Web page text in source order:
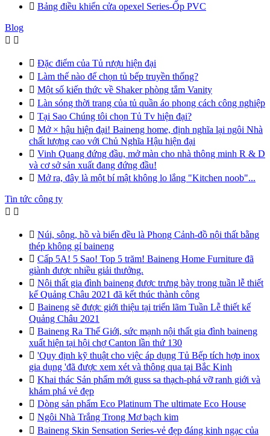
 Bảng điều khiển cửa opexel Series-Ốp PVC
Blog
 
 Đặc điểm của Tủ rượu hiện đại
 Làm thế nào để chọn tủ bếp truyền thống?
 Một số kiến thức về Shaker phòng tắm Vanity
 Làn sóng thời trang của tủ quần áo phong cách công nghiệp
 Tại Sao Chúng tôi chọn Tủ Tv hiện đại?
 Mở × hậu hiện đại! Baineng home, định nghĩa lại ngôi Nhà
chất lượng cao với Chủ Nghĩa Hậu hiện đại
 Vinh Quang đứng đầu, mở màn cho nhà thông minh R & D
và cơ sở sản xuất đang đứng đầu!
 Mở ra, đây là một bí mật không lo lắng "Kitchen noob"...
Tin tức công ty
 
 Núi, sông, hồ và biển đều là Phong Cảnh-đồ nội thất bằng
thép không gỉ baineng
 Cấp 5A! 5 Sao! Top 5 trăm! Baineng Home Furniture đã
giành được nhiều giải thưởng.
 Nội thất gia đình baineng được trưng bày trong tuần lễ thiết
kế Quảng Châu 2021 đã kết thúc thành công
 Baineng sẽ được giới thiệu tại triển lãm Tuần Lễ thiết kế
Quảng Châu 2021
 Baineng Ra Thế Giới, sức mạnh nội thất gia đình baineng
xuất hiện tại hội chợ Canton lần thứ 130
 'Quy định kỹ thuật cho việc áp dụng Tủ Bếp tích hợp inox
gia dụng 'đã được xem xét và thông qua tại Bắc Kinh
 Khai thác Sản phẩm mới guss sa thạch-phá vỡ ranh giới và
khám phá vẻ đẹp
 Dòng sản phẩm Eco Platinum The ultimate Eco House
 Ngôi Nhà Trắng Trong Mơ bạch kim
 Baineng Skin Sensation Series-vẻ đẹp đáng kinh ngạc của